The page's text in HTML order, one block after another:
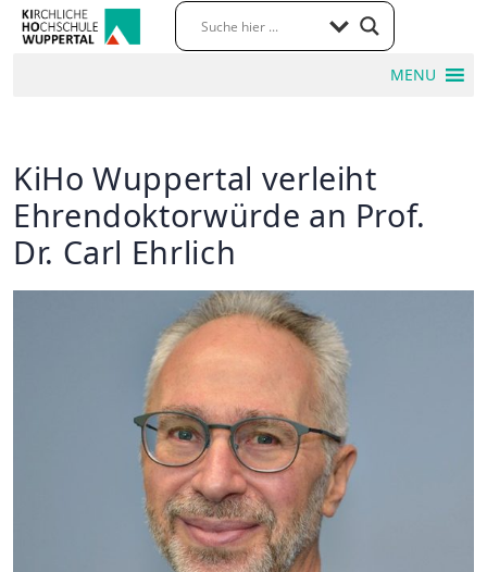
MENU
KiHo Wuppertal verleiht
Ehrendoktorwürde an Prof.
Dr. Carl Ehrlich